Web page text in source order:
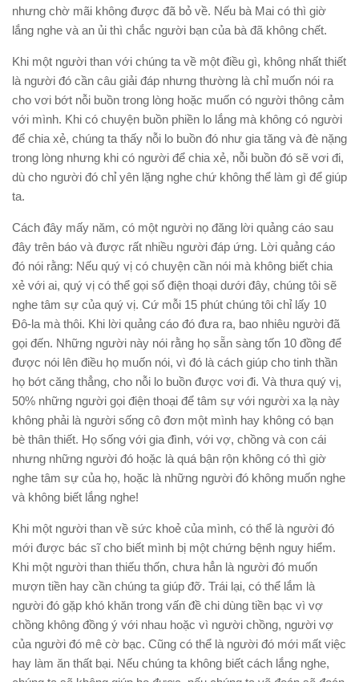
nhưng chờ mãi không được đã bỏ về. Nếu bà Mai có thì giờ
lắng nghe và an ủi thì chắc người bạn của bà đã không chết.
Khi một người than với chúng ta về một điều gì, không nhất thiết
là người đó cần câu giải đáp nhưng thường là chỉ muốn nói ra
cho vơi bớt nỗi buồn trong lòng hoặc muốn có người thông cảm
với mình. Khi có chuyện buồn phiền lo lắng mà không có người
để chia xẻ, chúng ta thấy nỗi lo buồn đó như gia tăng và đè nặng
trong lòng nhưng khi có người để chia xẻ, nỗi buồn đó sẽ vơi đi,
dù cho người đó chỉ yên lặng nghe chứ không thể làm gì để giúp
ta.
Cách đây mấy năm, có một người nọ đăng lời quảng cáo sau
đây trên báo và được rất nhiều người đáp ứng. Lời quảng cáo
đó nói rằng: Nếu quý vị có chuyện cần nói mà không biết chia
xẻ với ai, quý vị có thể gọi số điện thoại dưới đây, chúng tôi sẽ
nghe tâm sự của quý vị. Cứ mỗi 15 phút chúng tôi chỉ lấy 10
Đô-la mà thôi. Khi lời quảng cáo đó đưa ra, bao nhiêu người đã
gọi đến. Những người này nói rằng họ sẵn sàng tốn 10 đồng để
được nói lên điều họ muốn nói, vì đó là cách giúp cho tinh thần
họ bớt căng thẳng, cho nỗi lo buồn được vơi đi. Và thưa quý vị,
50% những người gọi điện thoại để tâm sự với người xa lạ này
không phải là người sống cô đơn một mình hay không có bạn
bè thân thiết. Họ sống với gia đình, với vợ, chồng và con cái
nhưng những người đó hoặc là quá bận rộn không có thì giờ
nghe tâm sự của họ, hoặc là những người đó không muốn nghe
và không biết lắng nghe!
Khi một người than về sức khoẻ của mình, có thể là người đó
mới được bác sĩ cho biết mình bị một chứng bệnh nguy hiểm.
Khi một người than thiếu thốn, chưa hẳn là người đó muốn
mượn tiền hay cần chúng ta giúp đỡ. Trái lại, có thể lắm là
người đó gặp khó khăn trong vấn đề chi dùng tiền bạc vì vợ
chồng không đồng ý với nhau hoặc vì người chồng, người vợ
của người đó mê cờ bạc. Cũng có thể là người đó mới mất việc
hay làm ăn thất bại. Nếu chúng ta không biết cách lắng nghe,